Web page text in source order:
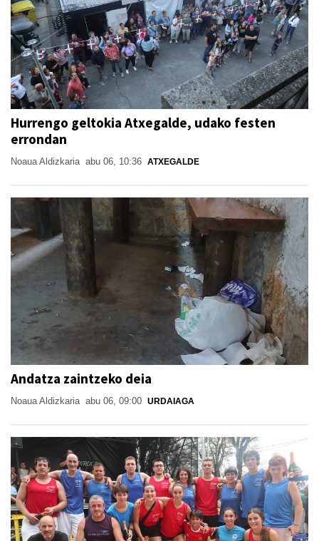
Hurrengo geltokia Atxegalde, udako festen
errondan
Noaua Aldizkaria abu 06, 10:36 ATXEGALDE
Andatza zaintzeko deia
Noaua Aldizkaria abu 06, 09:00 URDAIAGA